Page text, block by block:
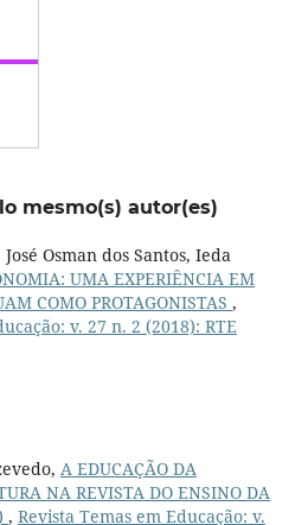
mesmo(s) autor(es)
Osman dos Santos, Ieda
UMA EXPERIÊNCIA EM
COMO PROTAGONISTAS ,
v. 27 n. 2 (2018): RTE
A EDUCAÇÃO DA
NA REVISTA DO ENSINO DA
, Revista Temas em Educação: v.